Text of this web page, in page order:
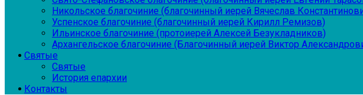
Никольское благочиние (благочинный иерей Вячеслав
Успенское благочиние (благочинный иерей Кирилл Ремизов)
Ильинское благочиние (протоиерей Алексей Безукладников)
Архангельское благочиние (Благочинный иерей Виктор
Святые
Святые
История епархии
Контакты